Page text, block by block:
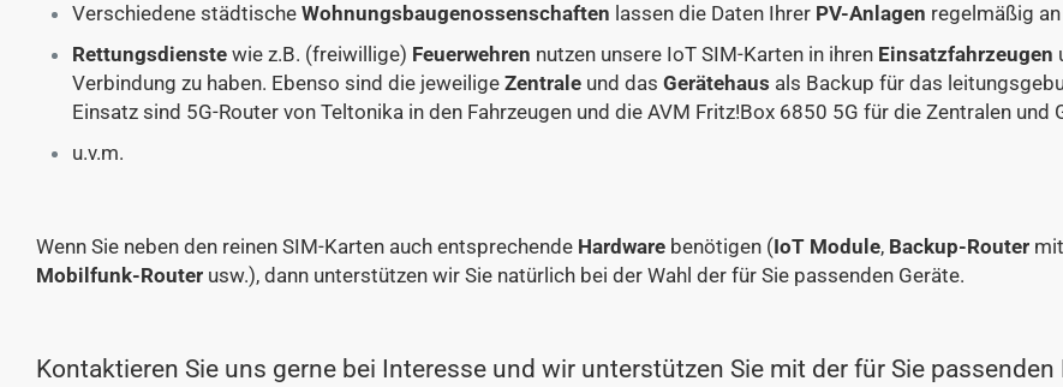
Verschiedene städtische Wohnungsbaugenossenschaften lassen die Daten Ihrer PV-Anlagen regelmäßig
Rettungsdienstewie z.B. (freiwillige) Feuerwehren nutzen unsere IoT SIM-Karten in ihren Einsatzfahrzeugen
Verbindung zu haben. Ebenso sind die jeweilige Zentraleund das Gerätehaus als Backup für das
Einsatz sind 5G-Router von Teltonika in den Fahrzeugen und die AVM Fritz!Box 6850 5G für die Zentralen und
u.v.m.
Wenn Sie neben den reinen SIM-Karten auch entsprechende Hardwarebenötigen (IoT Module, Backup-Routermit
Mobilfunk-Routerusw.), dann unterstützen wir Sie natürlich bei der Wahl der für Sie passenden Geräte.
Kontaktieren Sie uns gerne bei Interesse und wir unterstützen Sie mit der für Sie